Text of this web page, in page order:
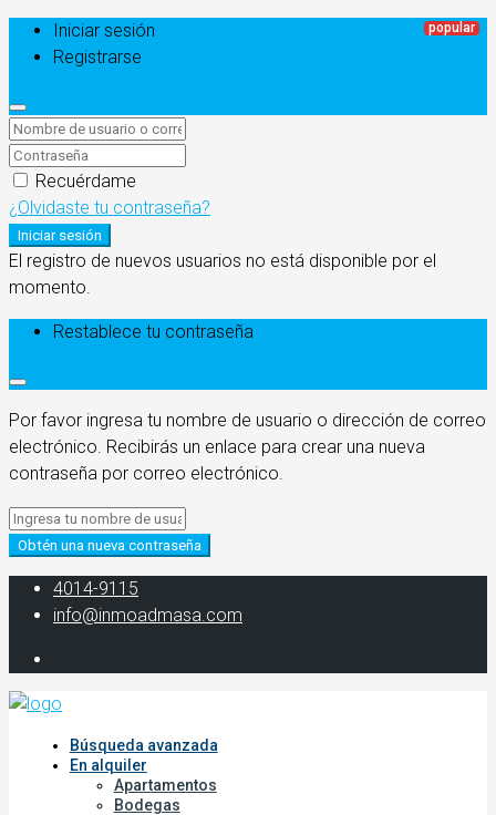
Iniciar sesión
Registrarse
Recuérdame
¿Olvidaste tu contraseña?
Iniciar sesión
El registro de nuevos usuarios no está disponible por el
momento.
Restablece tu contraseña
Por favor ingresa tu nombre de usuario o dirección de correo
electrónico. Recibirás un enlace para crear una nueva
contraseña por correo electrónico.
Obtén una nueva contraseña
‭4014-9115‬
info@inmoadmasa.com
Búsqueda avanzada
En alquiler
Apartamentos
Bodegas